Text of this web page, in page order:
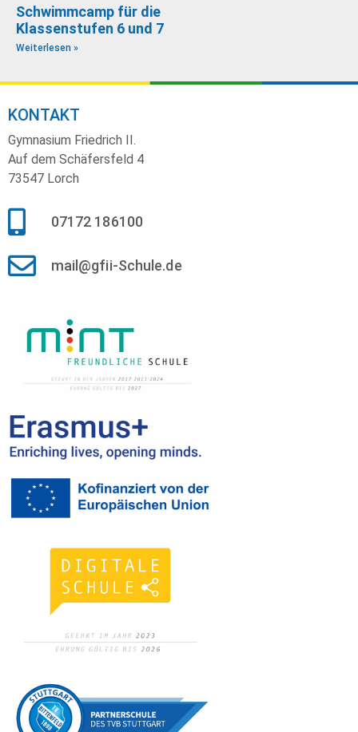
Schwimmcamp für die
Klassenstufen 6 und 7
Weiterlesen »
KONTAKT
Gymnasium Friedrich II.
Auf dem Schäfersfeld 4
73547 Lorch
07172 186100
mail@gfii-Schule.de